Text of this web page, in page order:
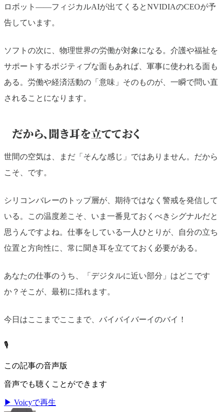
ロボット——フィジカルAIが出てくるとNVIDIAのCEOが予
告しています。
ソフトの次に、物理世界の労働が対象になる。介護や福祉を
サポートするポジティブな面もあれば、軍事に使われる面も
ある。労働や経済活動の「意味」そのものが、一瞬で問い直
されることになります。
だから、聞き耳を立てておく
世間の空気は、まだ「そんな感じ」ではありません。だから
こそ、です。
シリコンバレーのトップ層が、期待ではなく警戒を発信して
いる。この温度差こそ、いま一番見ておくべきシグナルだと
思うんですよね。仕事をしている一人ひとりが、自分の立ち
位置と方向性に、常に聞き耳を立てておく必要がある。
あなたの仕事のうち、「デジタルに近い部分」はどこです
か？そこが、最初に揺れます。
今日はここまでここまで、バイバイバーイのバイ！
🎙️
この記事の音声版
音声でも聴くことができます
▶ Voicyで再生